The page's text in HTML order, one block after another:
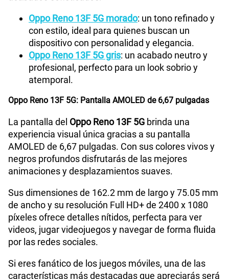
Capacidad Memoria Interna
Capacidad Memoria RAM 12GB + 12GB
Reconocimiento Facial Si
Lector de Huella Si
Modelo CPH2699
Dimensión 162.2 X 75.05 X 7.76 mm
Oppo Reno 13F 5G morado: un tono refinado y
con estilo, ideal para quienes buscan un
dispositivo con personalidad y elegancia.
Oppo Reno 13F 5G gris: un acabado neutro y
profesional, perfecto para un look sobrio y
La pantalla delOppo Reno 13F 5G brinda una
experiencia visual única gracias a su pantalla
AMOLED de 6,67 pulgadas. Con sus colores vivos y
negros profundos disfrutarás de las mejores
Sus dimensiones de 162.2 mm de largo y 75.05 mm
de ancho y su resolución Full HD+ de 2400 x 1080
píxeles ofrece detalles nítidos, perfecta para ver
videos, jugar videojuegos y navegar de forma fluida
Si eres fanático de los juegos móviles, una de las